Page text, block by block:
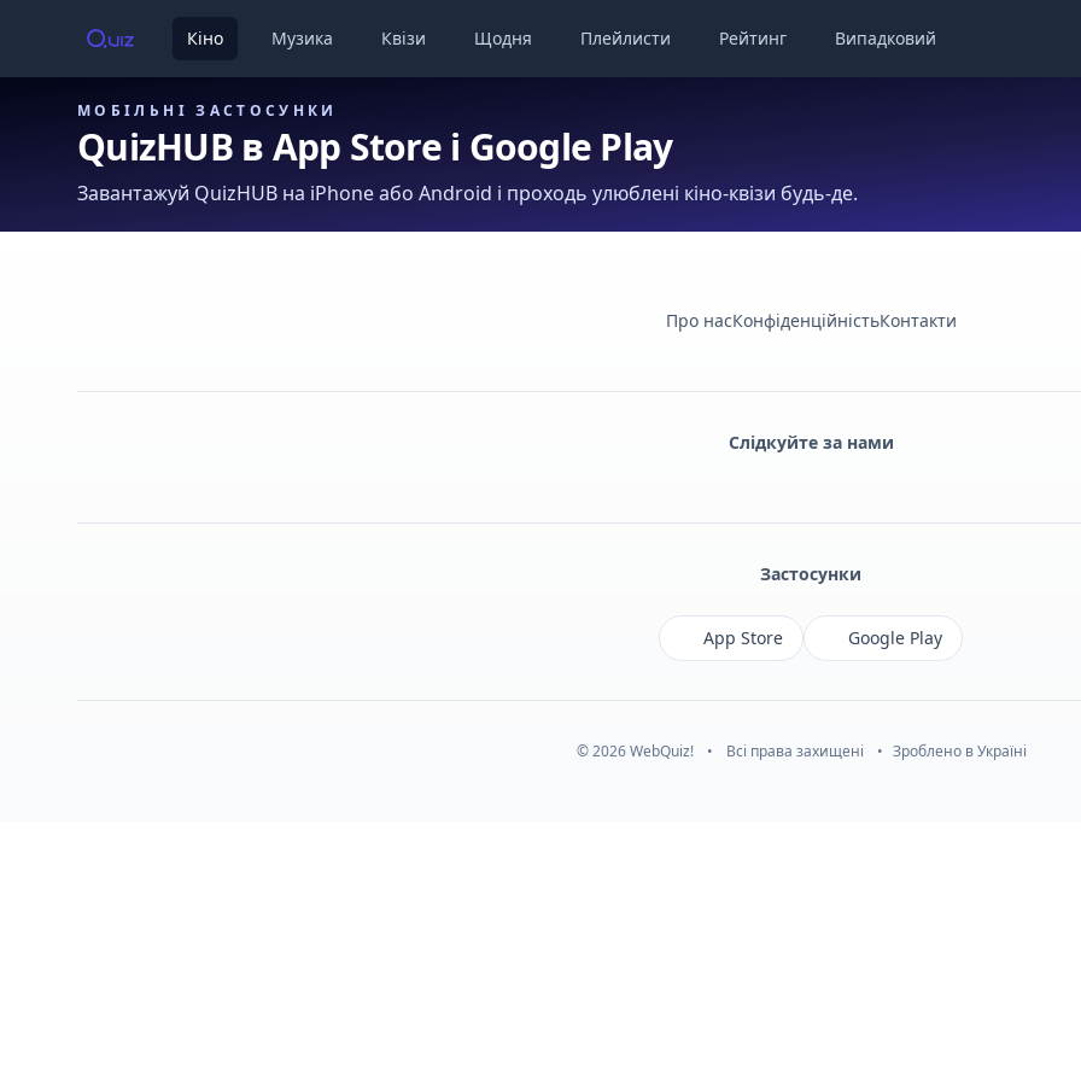
Кіно Музика Квізи Щодня Плейлисти Рейтинг Випадковий
МОБІЛЬНІ ЗАСТОСУНКИ
QuizHUB в App Store і Google Play
Завантажуй QuizHUB на iPhone або Android і проходь улюблені кіно-квізи будь-де.
Про насКонфіденційністьКонтакти
Слідкуйте за нами
Застосунки
App Store Google Play
© 2026 WebQuiz! • Всі права захищені • Зроблено в Україні